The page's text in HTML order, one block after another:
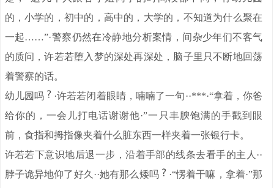
的，小学的，初中的，高中的，大学的，不知道为什么聚在
一起……”·警察仍然在冷静地分析案情，间杂少年们不客气
的质问，许若若堕入梦的深处再深处，脑子里只不断地回荡
着警察的话。
幼儿园吗
·许若若闭着眼睛，喃喃了一句··***·“拿着，你爸
给你的，一会儿打电话谢谢他·”一只丰腴饱满的手戳到眼
前，食指和拇指像夹着什么脏东西一样夹着一张银行卡。
许若若下意识地后退一步，沿着手部的线条去看手的主人··
脖子诡异地仰了好久··她有那么矮吗
·“愣着干嘛，拿着·”那